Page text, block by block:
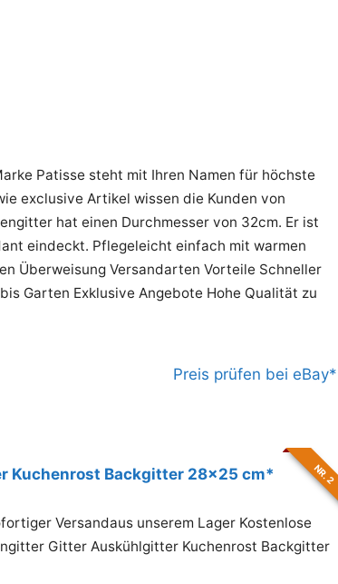
Patisse steht mit Ihren Namen für höchste
exclusive Artikel wissen die Kunden von
hat einen Durchmesser von 32cm. Er ist
eindeckt. Pflegeleicht einfach mit warmen
Überweisung Versandarten Vorteile Schneller
Garten Exklusive Angebote Hohe Qualität zu
Preis prüfen bei eBay*
NR. 2
Kuchenrost Backgitter 28x25 cm*
Versandaus unserem Lager Kostenlose
Gitter Auskühlgitter Kuchenrost Backgitter